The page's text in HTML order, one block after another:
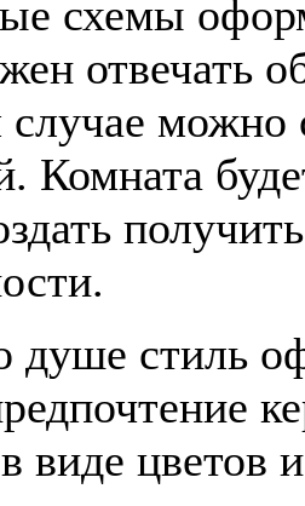
схемы
отвечать
можно
Комната
душе стиль
виде цветов